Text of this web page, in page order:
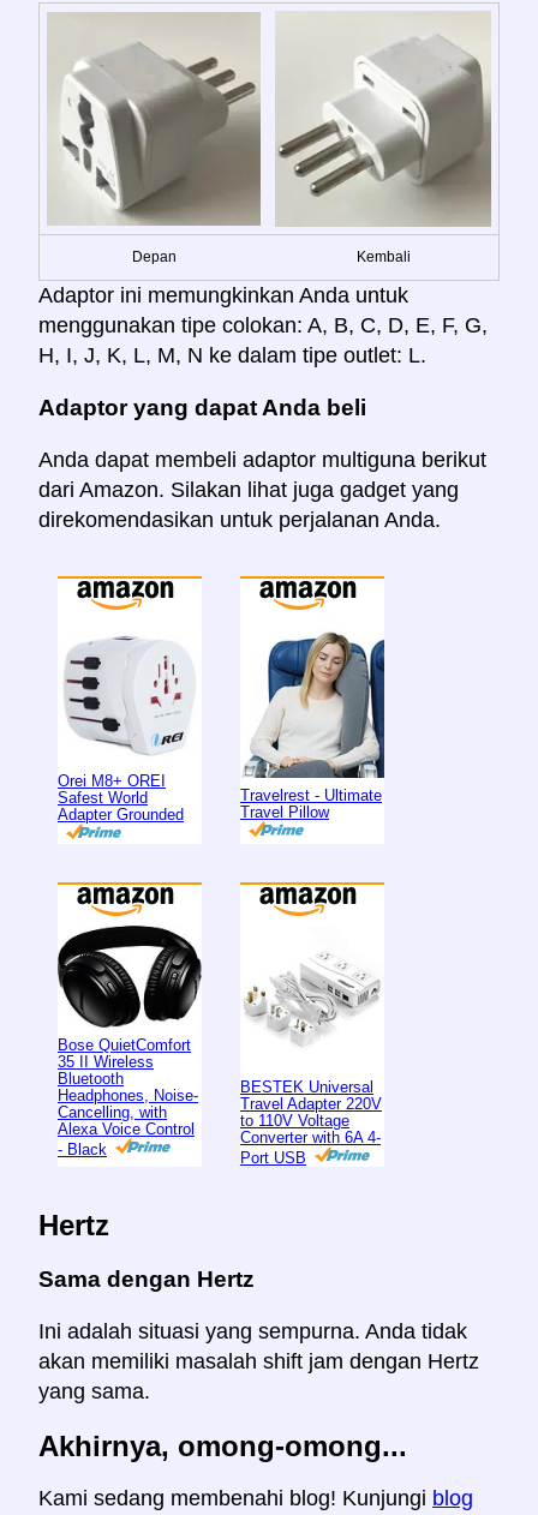
Depan Kembali
Adaptor ini memungkinkan Anda untuk
menggunakan tipe colokan: A, B, C, D, E, F, G,
H, I, J, K, L, M, N ke dalam tipe outlet: L.
Adaptor yang dapat Anda beli
Anda dapat membeli adaptor multiguna berikut
dari Amazon. Silakan lihat juga gadget yang
direkomendasikan untuk perjalanan Anda.
Orei M8+ OREI
Safest World
Adapter Grounded
Travelrest - Ultimate
Travel Pillow
Bose QuietComfort
35 II Wireless
Bluetooth
Headphones, Noise-
Cancelling, with
Alexa Voice Control
- Black
BESTEK Universal
Travel Adapter 220V
to 110V Voltage
Converter with 6A 4-
Port USB
Hertz
Sama dengan Hertz
Ini adalah situasi yang sempurna. Anda tidak
akan memiliki masalah shift jam dengan Hertz
yang sama.
Akhirnya, omong-omong...
Kami sedang membenahi blog! Kunjungi blog